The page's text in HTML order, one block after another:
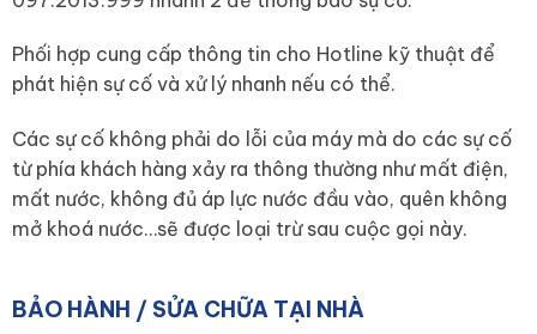
Phối hợp cung cấp thông tin cho Hotline kỹ thuật để
phát hiện sự cố và xử lý nhanh nếu có thể.
Các sự cố không phải do lỗi của máy mà do các sự cố
từ phía khách hàng xảy ra thông thường như mất điện,
mất nước, không đủ áp lực nước đầu vào, quên không
mở khoá nước…sẽ được loại trừ sau cuộc gọi này.
BẢO HÀNH / SỬA CHỮA TẠI NHÀ